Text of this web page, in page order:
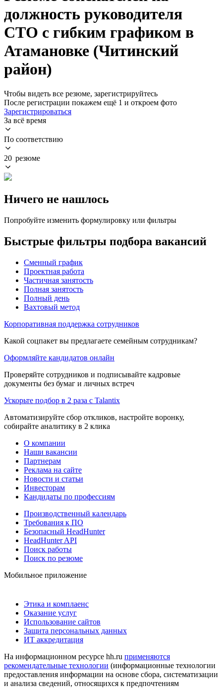
должность руководителя
СТО с гибким графиком в
Атамановке (Читинский
район)
Чтобы видеть все резюме, зарегистрируйтесь
После регистрации покажем ещё 1 и откроем фото
Зарегистрироваться
За всё время
По соответствию
20 резюме
Ничего не нашлось
Попробуйте изменить формулировку или фильтры
Быстрые фильтры подбора вакансий
Сменный график
Проектная работа
Частичная занятость
Полная занятость
Полный день
Вахтовый метод
Корпоративная поддержка сотрудников
Какой соцпакет вы предлагаете семейным сотрудникам?
Оформляйте кандидатов онлайн
Проверяйте сотрудников и подписывайте кадровые
документы без бумаг и личных встреч
Ускорьте подбор в 2 раза с Talantix
Автоматизируйте сбор откликов, настройте воронку,
собирайте аналитику в 2 клика
О компании
Наши вакансии
Партнерам
Реклама на сайте
Новости и статьи
Инвесторам
Кандидаты по профессиям
Производственный календарь
Требования к ПО
Безопасный HeadHunter
HeadHunter API
Поиск работы
Поиск по резюме
Мобильное приложение
Этика и комплаенс
Оказание услуг
Использование сайтов
Защита персональных данных
ИТ аккредитация
На информационном ресурсе hh.ru применяются
рекомендательные технологии (информационные технологии
предоставления информации на основе сбора, систематизации
и анализа сведений, относящихся к предпочтениям